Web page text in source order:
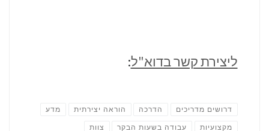
ליצירת קשר בדוא"ל:
דרושים מדריכים הדרכה הוראה יצירתית מדע
מקצועיות עבודה בשעות הבקר צוות